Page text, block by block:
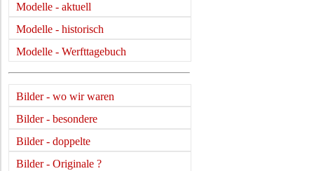
Modelle - aktuell
Modelle - historisch
Modelle - Werfttagebuch
Bilder - wo wir waren
Bilder - besondere
Bilder - doppelte
Bilder - Originale ?